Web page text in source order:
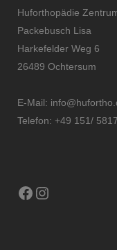
Huforthopädie
Packebusch Lisa
Harkefelder Weg 6
26489 Ochtersum
E-Mail:
Telefon: +49 151/
Facebook
Instagram